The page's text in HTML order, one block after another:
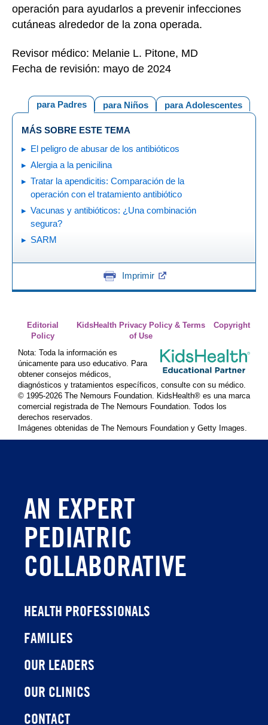
operación para ayudarlos a prevenir infecciones
cutáneas alrededor de la zona operada.
Revisor médico: Melanie L. Pitone, MD
Fecha de revisión: mayo de 2024
para Adolescentes
para Niños
para Padres
MÁS SOBRE ESTE TEMA
El peligro de abusar de los antibióticos
Alergia a la penicilina
Tratar la apendicitis: Comparación de la
operación con el tratamiento antibiótico
Vacunas y antibióticos: ¿Una combinación
segura?
SARM
Imprimir
Editorial
Policy
KidsHealth Privacy Policy & Terms
of Use
Copyright
Nota: Toda la información es
únicamente para uso educativo. Para
obtener consejos médicos,
diagnósticos y tratamientos específicos, consulte con su médico.
© 1995-2026 The Nemours Foundation. KidsHealth® es una marca
comercial registrada de The Nemours Foundation. Todos los
derechos reservados.
Imágenes obtenidas de The Nemours Foundation y Getty Images.
AN EXPERT
PEDIATRIC
COLLABORATIVE
HEALTH PROFESSIONALS
FAMILIES
OUR LEADERS
OUR CLINICS
CONTACT